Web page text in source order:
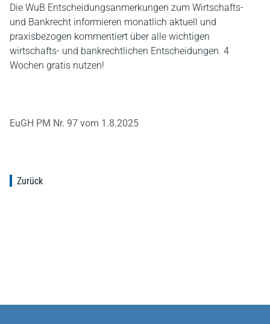
Die WuB Entscheidungsanmerkungen zum Wirtschafts-
und Bankrecht informieren monatlich aktuell und
praxisbezogen kommentiert über alle wichtigen
wirtschafts- und bankrechtlichen Entscheidungen. 4
Wochen gratis nutzen!
EuGH PM Nr. 97 vom 1.8.2025
Zurück